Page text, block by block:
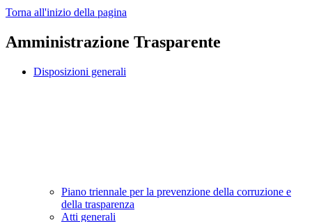
Torna all'inizio della pagina
Amministrazione Trasparente
Disposizioni generali
Piano triennale per la prevenzione della corruzione e
della trasparenza
Atti generali